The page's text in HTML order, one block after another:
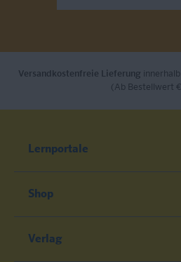
Versandkostenfreie Lieferung
(Ab Bestellwert
Lernportale
Shop
Verlag